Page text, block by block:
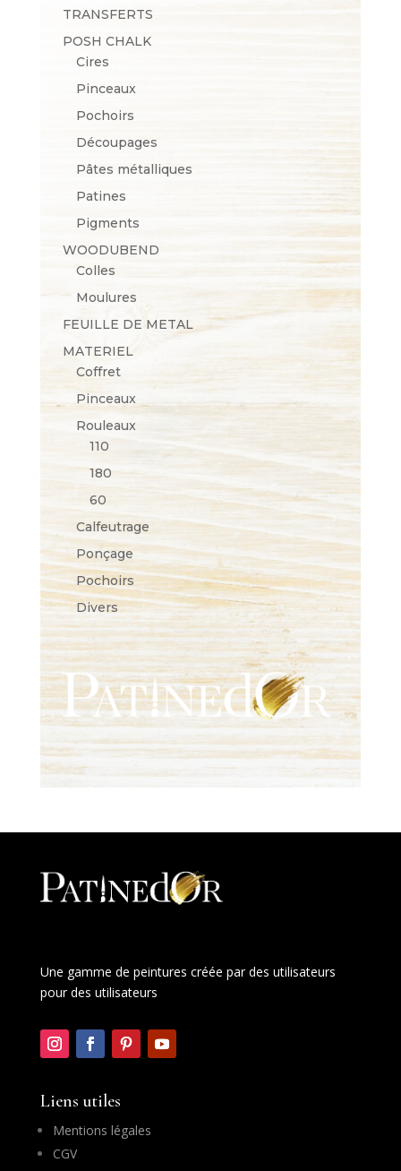
TRANSFERTS
POSH CHALK
Cires
Pinceaux
Pochoirs
Découpages
Pâtes métalliques
Patines
Pigments
WOODUBEND
Colles
Moulures
FEUILLE DE METAL
MATERIEL
Coffret
Pinceaux
Rouleaux
110
180
60
Calfeutrage
Ponçage
Pochoirs
Divers
Une gamme de peintures créée par des utilisateurs
pour des utilisateurs
Liens utiles
Mentions légales
CGV